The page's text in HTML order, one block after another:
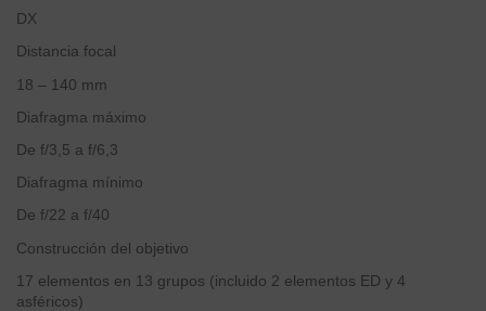
DX
Distancia focal
18 – 140 mm
Diafragma máximo
De f/3,5 a f/6,3
Diafragma mínimo
De f/22 a f/40
Construcción del objetivo
17 elementos en 13 grupos (incluido 2 elementos ED y 4
asféricos)